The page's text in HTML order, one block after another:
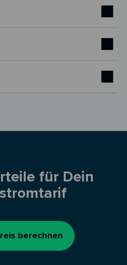
für Dein
berechnen